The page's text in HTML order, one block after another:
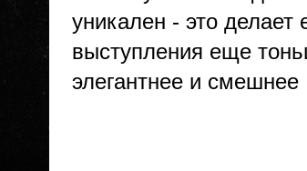
уникален - это делает
выступления еще
элегантнее и смешнее